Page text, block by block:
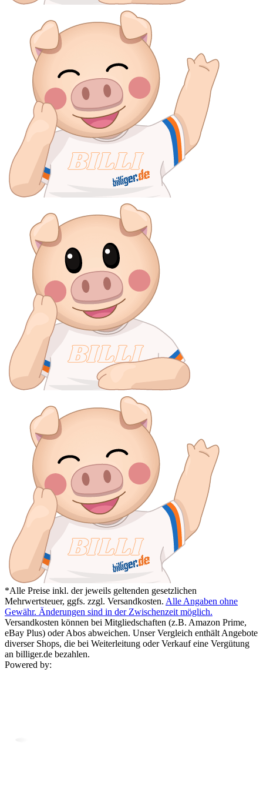
*Alle Preise inkl. der jeweils geltenden gesetzlichen
Mehrwertsteuer, ggfs. zzgl. Versandkosten. Alle Angaben ohne
Gewähr. Änderungen sind in der Zwischenzeit möglich.
Versandkosten können bei Mitgliedschaften (z.B. Amazon Prime,
eBay Plus) oder Abos abweichen. Unser Vergleich enthält Angebote
diverser Shops, die bei Weiterleitung oder Verkauf eine Vergütung
an billiger.de bezahlen.
Powered by: